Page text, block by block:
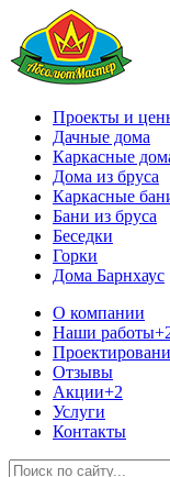
Проекты и
Дачные дома
Каркасные
Дома из бруса
Каркасные
Бани из бруса
Беседки
Горки
Дома Барнхаус
О компании
Наши работы
Отзывы
Акции+2
Услуги
Контакты